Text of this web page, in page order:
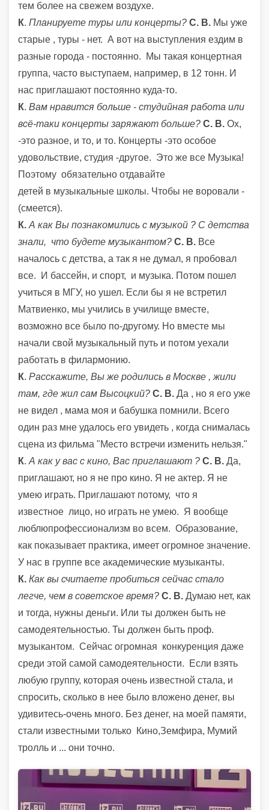
тем более на свежем воздухе.
К. Планируете туры или концерты? С. В. Мы уже
старые , туры - нет. А вот на выступления ездим в
разные города - постоянно. Мы такая концертная
группа, часто выступаем, например, в 12 тонн. И
нас приглашают постоянно куда-то.
К. Вам нравится больше - студийная работа или
всё-таки концерты заряжают больше? С. В. Ох,
-это разное, и то, и то. Концерты -это особое
удовольствие, студия -другое. Это же все Музыка!
Поэтому обязательно отдавайте
детей в музыкальные школы. Чтобы не воровали -
(смеется).
К. А как Вы познакомились с музыкой ? С детства
знали, что будете музыкантом? С. В. Все
началось с детства, а так я не думал, я пробовал
все. И бассейн, и спорт, и музыка. Потом пошел
учиться в МГУ, но ушел. Если бы я не встретил
Матвиенко, мы учились в училище вместе,
возможно все было по-другому. Но вместе мы
начали свой музыкальный путь и потом уехали
работать в филармонию.
К. Расскажите, Вы же родились в Москве , жили
там, где жил сам Высоцкий? С. В. Да , но я его уже
не видел , мама моя и бабушка помнили. Всего
один раз мне удалось его увидеть , когда снималась
сцена из фильма "Место встречи изменить нельзя."
К. А как у вас с кино, Вас приглашают ? С. В. Да,
приглашают, но я не про кино. Я не актер. Я не
умею играть. Приглашают потому, что я
известное лицо, но играть не умею. Я вообще
люблюпрофессионализм во всем. Образование,
как показывает практика, имеет огромное значение.
У нас в группе все академические музыканты.
К. Как вы считаете пробиться сейчас стало
легче, чем в советское время? С. В. Думаю нет, как
и тогда, нужны деньги. Или ты должен быть не
самодеятельностью. Ты должен быть проф.
музыкантом. Сейчас огромная конкуренция даже
среди этой самой самодеятельности. Если взять
любую группу, которая очень известной стала, и
спросить, сколько в нее было вложено денег, вы
удивитесь-очень много. Без денег, на моей памяти,
стали известными только Кино,Земфира, Мумий
тролль и ... они точно.